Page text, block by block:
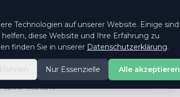
GmbH - All rights reserved
v2.11.0·9964554
Technologien auf unserer Website. Einige sind
diese Website und Ihre Erfahrung zu
finden Sie in unserer Datenschutzerklärung.
Nur Essenzielle Alle akzeptieren